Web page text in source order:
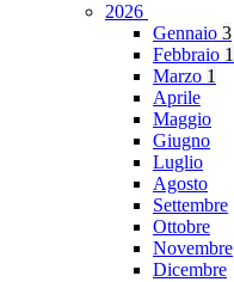
2026
Gennaio 3
Febbraio 1
Marzo 1
Aprile
Maggio
Giugno
Luglio
Agosto
Settembre
Ottobre
Novembre
Dicembre